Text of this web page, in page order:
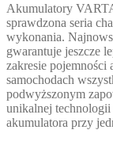
Akumulatory
sprawdzona seria
wykonania.
gwarantuje jeszcze
zakresie pojemności
samochodach
podwyższonym
unikalnej technologii
akumulatora przy